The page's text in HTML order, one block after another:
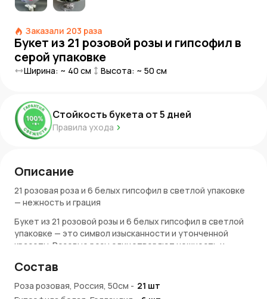
Заказали 203 раза
Букет из 21 розовой розы и гипсофил в
серой упаковке
Ширина: ~ 40 см Высота: ~ 50 см
Стойкость букета от5 дней
Правила ухода
Описание
21 розовая роза и 6 белых гипсофил в светлой упаковке
— нежность и грация
Букет из 21 розовой розы и 6 белых гипсофил в светлой
упаковке — это символ изысканности и утонченной
красоты. Розовые розы олицетворяют нежность и
воздушностью, идеально дополняет эту композицию,
создавая неповторимую гармонию. Такой букет станет
прекрасным выбором для тех, кто хочет подарить
Состав
Роза розовая, Россия, 50см - 21 шт